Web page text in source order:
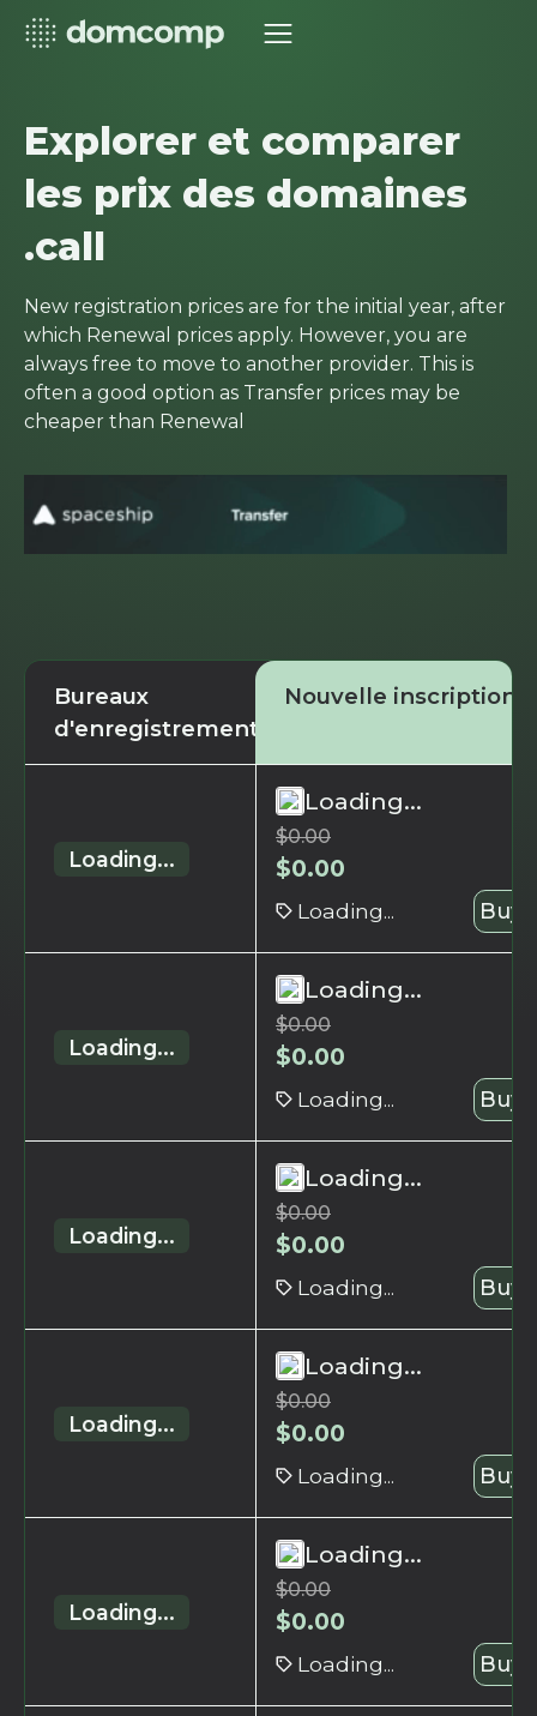
Explorer et comparer
les prix des domaines
.call
New registration prices are for the initial year, after
which Renewal prices apply. However, you are
always free to move to another provider. This is
often a good option as Transfer prices may be
cheaper than Renewal
Bureaux
d'enregistrement
Nouvelle inscription
Loading...
Loading...
$0.00
$0.00
Loading... Buy
Loading...
Loading...
$0.00
$0.00
Loading... Buy
Loading...
Loading...
$0.00
$0.00
Loading... Buy
Loading...
Loading...
$0.00
$0.00
Loading... Buy
Loading...
Loading...
$0.00
$0.00
Loading... Buy